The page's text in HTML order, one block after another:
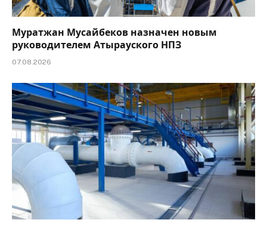
Муратжан Мусайбеков назначен новым
руководителем Атырауского НПЗ
07.08.2026